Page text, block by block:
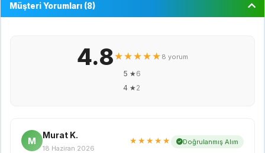
Müşteri Yorumları (8)
4.8★★★★★ 8 yorum
5 ★6
4 ★2
M
Murat K.
18 Haziran 2026
★★★★★ Doğrulanmış Alım